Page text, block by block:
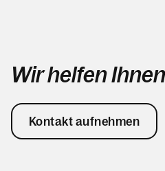
Wir helfen
Kontakt aufnehmen